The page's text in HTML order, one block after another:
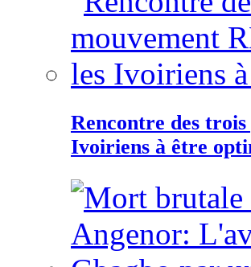
Rencontre des
Ivoiriens à être